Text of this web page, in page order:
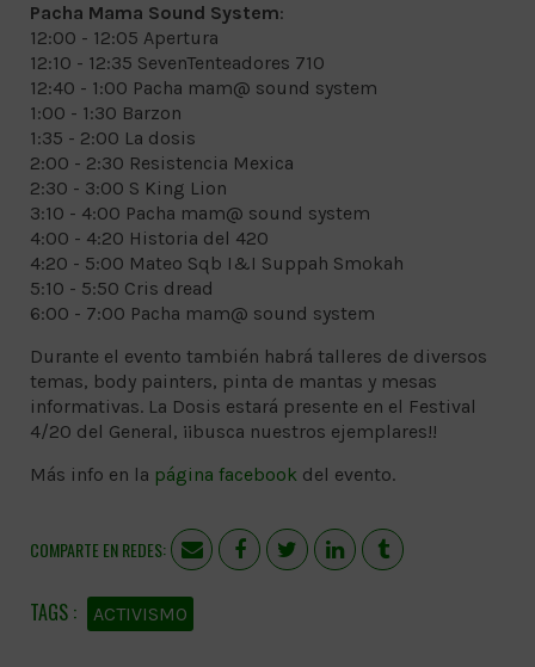
Pacha Mama Sound System:
12:00 - 12:05 Apertura
12:10 - 12:35 SevenTenteadores 710
12:40 - 1:00 Pacha mam@ sound system
1:00 - 1:30 Barzon
1:35 - 2:00 La dosis
2:00 - 2:30 Resistencia Mexica
2:30 - 3:00 S King Lion
3:10 - 4:00 Pacha mam@ sound system
4:00 - 4:20 Historia del 420
4:20 - 5:00 Mateo Sqb I&I Suppah Smokah
5:10 - 5:50 Cris dread
6:00 - 7:00 Pacha mam@ sound system
Durante el evento también habrá talleres de diversos
temas, body painters, pinta de mantas y mesas
informativas. La Dosis estará presente en el Festival
4/20 del General, ¡¡busca nuestros ejemplares!!
Más info en la página facebook del evento.
COMPARTE EN REDES:
ACTIVISMO